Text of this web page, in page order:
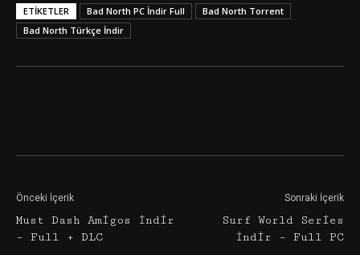
ETIKETLER Bad North PC İndir Full
Bad North Torrent
Bad North Türkçe İndir
Önceki İçerik
Must Dash Amigos İndir
– Full + DLC
Sonraki İçerik
Surf World Series
İndir – Full PC